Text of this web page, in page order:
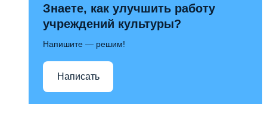
Знаете, как улучшить работу
учреждений культуры?
Напишите — решим!
Написать